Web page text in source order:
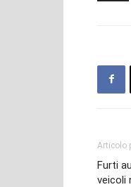
Articolo
Furti
veicoli